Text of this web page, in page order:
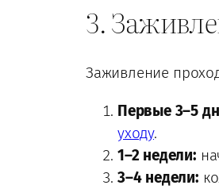
3.
Заживление
Первые 3–5
уходу.
1–2 недели:
3–4 недели: